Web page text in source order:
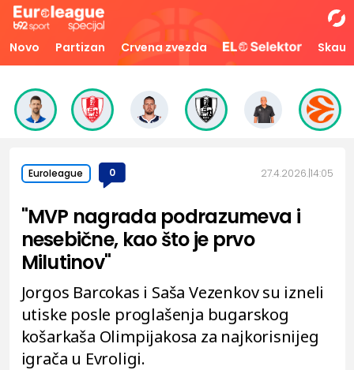
Novo Partizan Crvena zvezda Skaut
Euroleague 0 27.4.2026. 14:05
"MVP nagrada podrazumeva i
nesebične, kao što je prvo
Milutinov"
Jorgos Barcokas i Saša Vezenkov su izneli
utiske posle proglašenja bugarskog
košarkaša Olimpijakosa za najkorisnijeg
igrača u Evroligi.